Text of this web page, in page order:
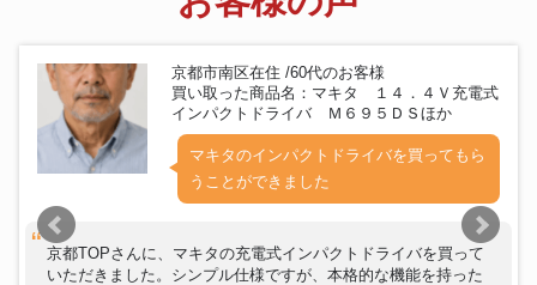
京都市南区在住 /60代のお客様
買い取った商品名：マキタ １４．４Ｖ充電式
インパクトドライバ Ｍ６９５ＤＳほか
マキタのインパクトドライバを買ってもら
うことができました
京都TOPさんに、マキタの充電式インパクトドライバを買って
いただきました。シンプル仕様ですが、本格的な機能を持った